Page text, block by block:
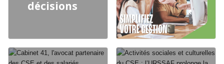
décisions